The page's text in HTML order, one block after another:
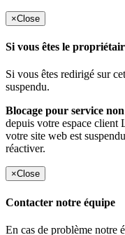
×Close
Si vous êtes le
Si vous êtes redirigé sur
suspendu.
Blocage pour service
depuis votre espace client
votre site web est
réactiver.
×Close
Contacter notre équipe
En cas de problème notre